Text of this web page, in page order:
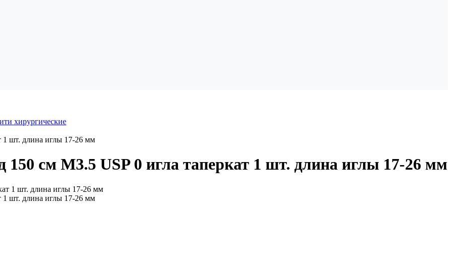
хирургические
1 шт. длина иглы 17-26 мм
см М3.5 USP 0 игла таперкат 1 шт. длина иглы 17-26 мм
1 шт. длина иглы 17-26 мм